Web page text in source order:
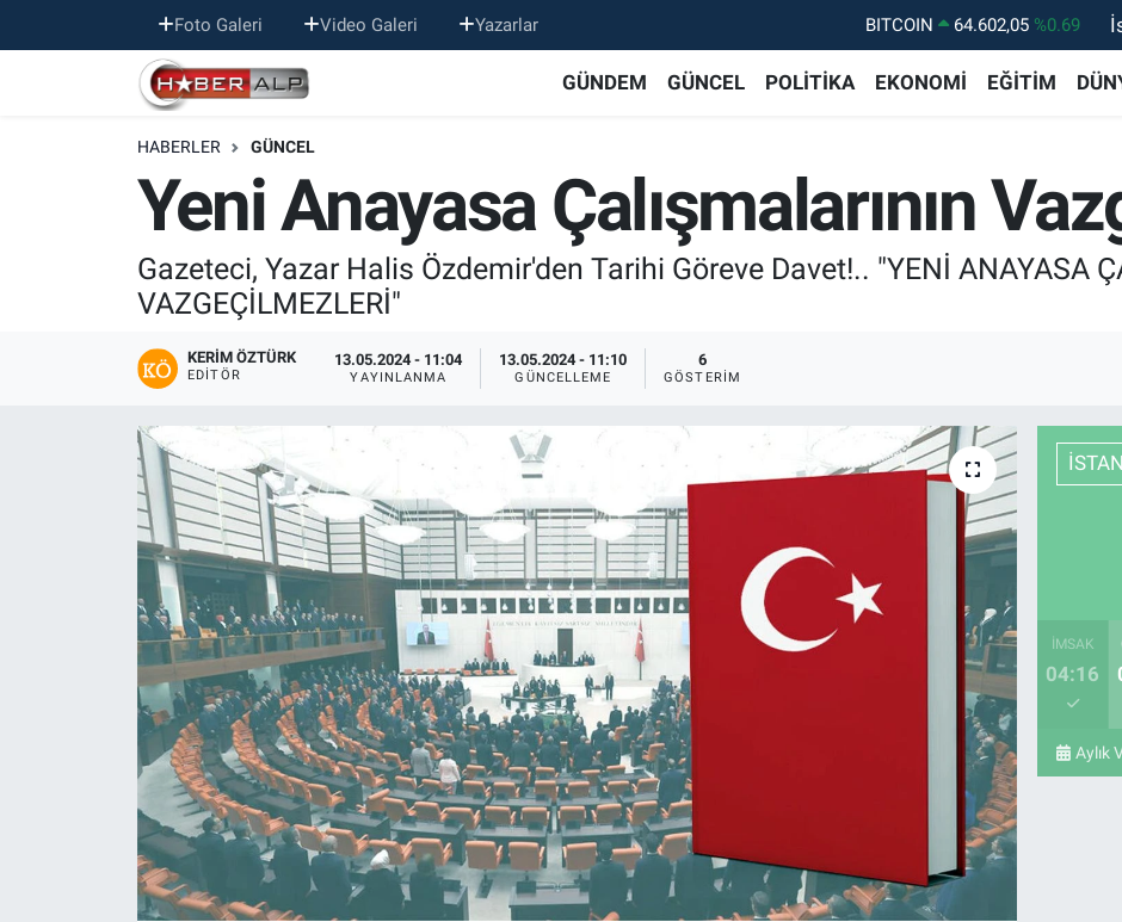
Foto Galeri Video Galeri Yazarlar DOLAR 47,5986 %0.06
55,0700
BİST100
13.768 %48
GÜNDEM GÜNCEL POLİTİKA EKONOMİ EĞİTİM
HABERLER GÜNCEL
Yeni Anayasa Çalışmalarının
Gazeteci, Yazar Halis Özdemir'den Tarihi Göreve Davet!.. "YENİ ANAYASA
VAZGEÇİLMEZLERİ"
KERIM ÖZTÜRK
EDITÖR
13.05.2024 - 11:04
YAYINLANMA
13.05.2024 - 11:10
GÜNCELLEME
6
GÖSTERIM
İMSAK
04:16
Aylık
Nöbetçi Eczaneler
Hava Durumu
Trafik Durumu
Süper Lig Puan Durumu ve Fikstür
Son Dakika Haberleri
Haber Arşivi